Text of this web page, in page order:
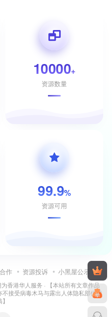
10000+
资源数量
99.9%
资源可用
作 资源投诉 小黑屋公示
为香港华人服务 · 【本站所有文章作品
接受病毒木马与露出人体隐私部位投